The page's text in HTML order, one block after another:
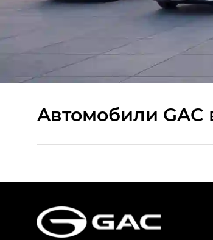
Aвтомобили GAC
HYPTEC HT — Хайптек Эйч Ти